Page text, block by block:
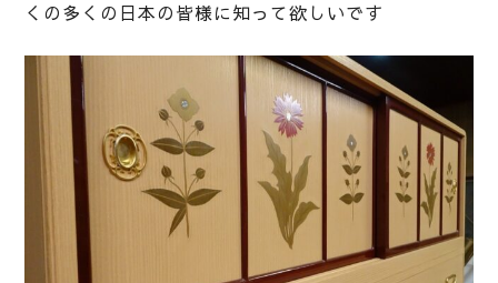
くの多くの日本の皆様に知って欲しいです